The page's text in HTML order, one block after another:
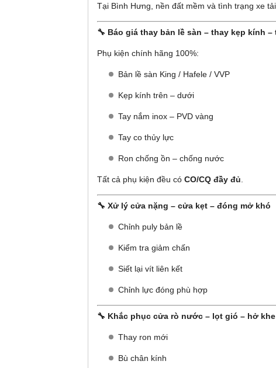
Tại Bình Hưng, nền đất mềm và tình trạng xe
🔧 Báo giá thay bản lề sàn – thay kẹp kính
Phụ kiện chính hãng 100%:
Bản lề sàn King / Hafele / VVP
Kẹp kính trên – dưới
Tay nắm inox – PVD vàng
Tay co thủy lực
Ron chống ồn – chống nước
Tất cả phụ kiện đều có CO/CQ đầy đủ
🔧 Xử lý cửa nặng – cửa kẹt – đóng mở khó
Chỉnh puly bản lề
Kiểm tra giảm chấn
Siết lại vít liên kết
Chỉnh lực đóng phù hợp
🔧 Khắc phục cửa rò nước – lọt gió – hở khe
Thay ron mới
Bù chân kính